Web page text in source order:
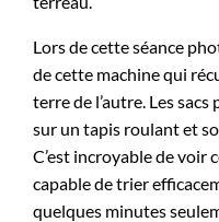
Lors de cette séance
de cette machine qui
terre de l’autre. Les
sur un tapis roulant et
C’est incroyable de voir
capable de trier
quelques minutes